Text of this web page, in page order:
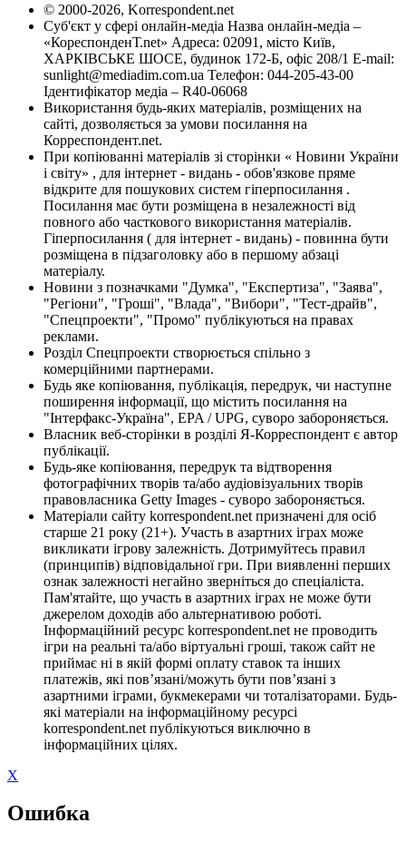
© 2000-2026, Korrespondent.net
Суб'єкт у сфері онлайн-медіа Назва онлайн-медіа –
«КореспонденТ.net» Адреса: 02091, місто Київ,
ХАРКІВСЬКЕ ШОСЕ, будинок 172-Б, офіс 208/1 E-mail:
sunlight@mediadim.com.ua Телефон: 044-205-43-00
Ідентифікатор медіа – R40-06068
Використання будь-яких матеріалів, розміщених на
сайті, дозволяється за умови посилання на
Корреспондент.net.
При копіюванні матеріалів зі сторінки « Новини України
і світу» , для інтернет - видань - обов'язкове пряме
відкрите для пошукових систем гіперпосилання .
Посилання має бути розміщена в незалежності від
повного або часткового використання матеріалів.
Гіперпосилання ( для інтернет - видань) - повинна бути
розміщена в підзаголовку або в першому абзаці
матеріалу.
Новини з позначками "Думка", "Експертиза", "Заява",
"Регіони", "Гроші", "Влада", "Вибори", "Тест-драйв",
"Спецпроекти", "Промо" публікуються на правах
реклами.
Розділ Спецпроекти створюється спільно з
комерційними партнерами.
Будь яке копіювання, публікація, передрук, чи наступне
поширення інформації, що містить посилання на
"Інтерфакс-Україна", EPA / UPG, суворо забороняється.
Власник веб-сторінки в розділі Я-Корреспондент є автор
публікації.
Будь-яке копіювання, передрук та відтворення
фотографічних творів та/або аудіовізуальних творів
правовласника Getty Images - суворо забороняється.
Матеріали сайту korrespondent.net призначені для осіб
старше 21 року (21+). Участь в азартних іграх може
викликати ігрову залежність. Дотримуйтесь правил
(принципів) відповідальної гри. При виявленні перших
ознак залежності негайно зверніться до спеціаліста.
Пам'ятайте, що участь в азартних іграх не може бути
джерелом доходів або альтернативою роботі.
Інформаційний ресурс korrespondent.net не проводить
ігри на реальні та/або віртуальні гроші, також сайт не
приймає ні в якій формі оплату ставок та інших
платежів, які пов’язані/можуть бути пов’язані з
азартними іграми, букмекерами чи тоталізаторами. Будь-
які матеріали на інформаційному ресурсі
korrespondent.net публікуються виключно в
інформаційних цілях.
X
Ошибка